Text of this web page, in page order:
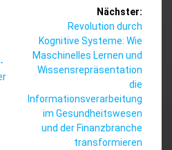
Nächster:
Nächster
Beitrag:
Revolution durch
Kognitive Systeme: Wie
Maschinelles Lernen und
Wissensrepräsentation
die
Informationsverarbeitung
im Gesundheitswesen
und der Finanzbranche
transformieren